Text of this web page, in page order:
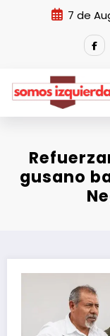
7 de
gusano